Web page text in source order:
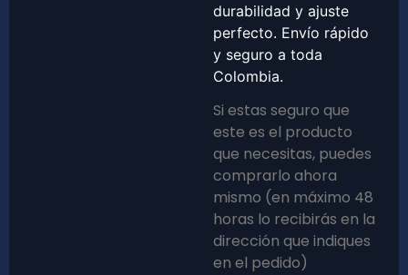
durabilidad y ajuste
perfecto. Envío rápido
y seguro a toda
Colombia.
Si estas seguro que
este es el producto
que necesitas, puedes
comprarlo ahora
mismo (en máximo 48
horas lo recibirás en la
dirección que indiques
en el pedido)